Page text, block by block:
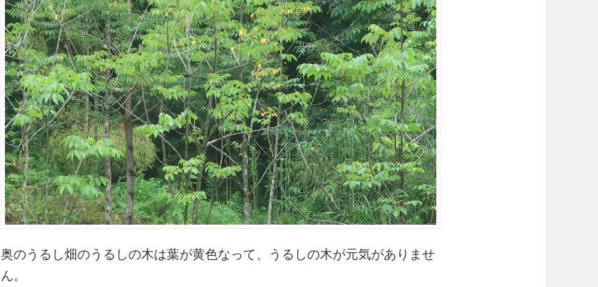
奥のうるし畑のうるしの木は葉が黄色なって、うるしの木が元気がありませ
ん。